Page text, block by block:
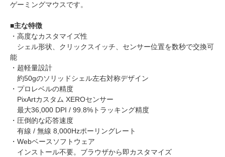
ゲーミングマウスです。
■主な特徴
・高度なカスタマイズ性
シェル形状、クリックスイッチ、センサー位置を数秒で交換可
能
・超軽量設計
約50gのソリッドシェル左右対称デザイン
・プロレベルの精度
PixArtカスタム XEROセンサー
最大36,000 DPI / 99.8%トラッキング精度
・圧倒的な応答速度
有線 / 無線 8,000Hzポーリングレート
・Webベースソフトウェア
インストール不要。ブラウザから即カスタマイズ